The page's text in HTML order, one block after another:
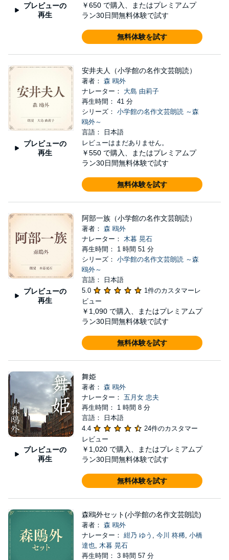
プレビューの
再生
￥650 で購入、またはプレミアムプ
ラン30日間無料体験で試す
無料体験を試す
プレビューの
再生
安井夫人（小学館の名作文芸朗読）
著者： 森 鴎外
ナレーター： 大島 由莉子
再生時間： 41 分
シリーズ： 小学館の名作文芸朗読 ～森
鴎外～
言語： 日本語
レビューはまだありません。
￥550 で購入、またはプレミアムプ
ラン30日間無料体験で試す
無料体験を試す
プレビューの
再生
阿部一族（小学館の名作文芸朗読）
著者： 森 鴎外
ナレーター： 木暮 晃石
再生時間： 1 時間 51 分
シリーズ： 小学館の名作文芸朗読 ～森
鴎外～
言語： 日本語
5.0
1件のカスタマーレ
ビュー
￥1,090 で購入、またはプレミアムプ
ラン30日間無料体験で試す
無料体験を試す
プレビューの
再生
舞姫
著者： 森 鴎外
ナレーター： 五月女 忠夫
再生時間： 1 時間 8 分
言語： 日本語
4.4
24件のカスタマー
レビュー
￥1,020 で購入、またはプレミアムプ
ラン30日間無料体験で試す
無料体験を試す
森鴎外セット(小学館の名作文芸朗読)
著者： 森 鴎外
ナレーター： 紺乃 ゆう 今川 柊稀, 小橋
達也, 木暮 晃石
再生時間： 3 時間 57 分